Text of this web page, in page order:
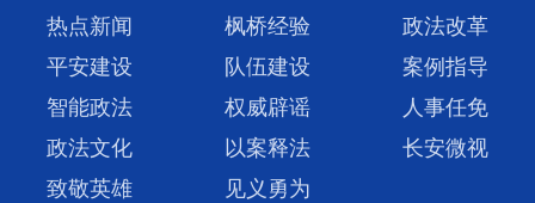
热点新闻
枫桥经验
政法改革
平安建设
队伍建设
案例指导
智能政法
权威辟谣
人事任免
政法文化
以案释法
长安微视
致敬英雄
见义勇为